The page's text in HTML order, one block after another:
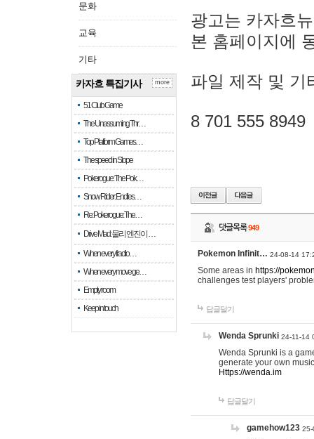
문화
교육
기타
카자흐 특집기사
51 Club Game
The Unassuming Thr…
Top Platform Games…
The speed in Slope
Pokerogue: The Pok…
Snow Rider: Endles…
Re: Pokerogue: The…
Drive Mad: 물리 엔진이 …
When every fractio…
When every move ge…
Empty room
Keep in touch
more
광고는 카자흐
본 홈페이지에
파일 제작 및 기
8 701 555 8949
댓글목록949
Pokemon Infinit… 24-08-14
Some areas in https://
challenges test players'
답글달기
Wenda Sprunki 24-11-14
Wenda Sprunki is a
generate your own
Https://wenda.im
답글달기
gamehow123 25-